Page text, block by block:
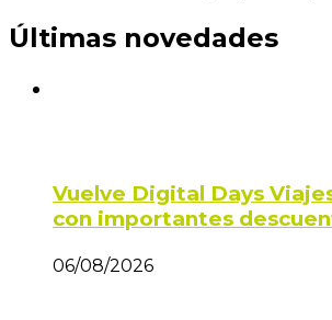
Últimas novedades
Vuelve Digital Days
con importantes
06/08/2026